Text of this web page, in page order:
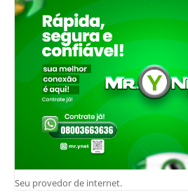
Seu provedor de internet.